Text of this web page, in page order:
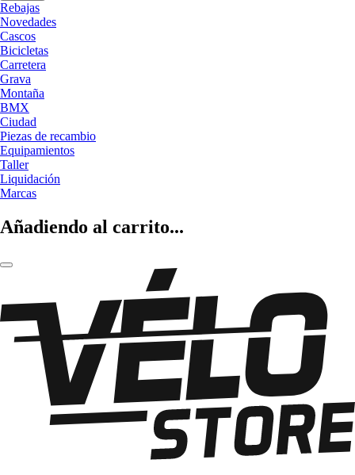
Rebajas
Novedades
Cascos
Bicicletas
Carretera
Grava
Montaña
BMX
Ciudad
Piezas de recambio
Equipamientos
Taller
Liquidación
Marcas
Añadiendo al carrito...